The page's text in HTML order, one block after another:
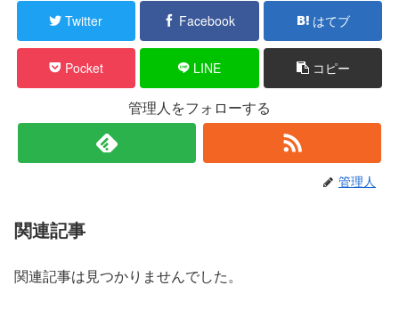
Twitter Facebook はてブ
Pocket LINE コピー
管理人をフォローする
管理人
関連記事
関連記事は見つかりませんでした。